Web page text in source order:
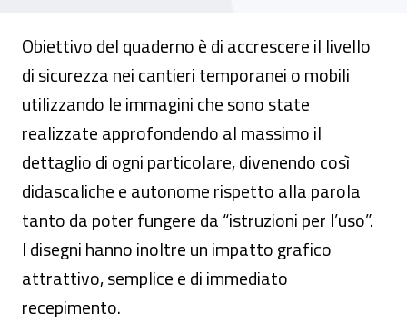
Obiettivo del quaderno è di accrescere il livello
di sicurezza nei cantieri temporanei o mobili
utilizzando le immagini che sono state
realizzate approfondendo al massimo il
dettaglio di ogni particolare, divenendo così
didascaliche e autonome rispetto alla parola
tanto da poter fungere da “istruzioni per l’uso”.
I disegni hanno inoltre un impatto grafico
attrattivo, semplice e di immediato
recepimento.